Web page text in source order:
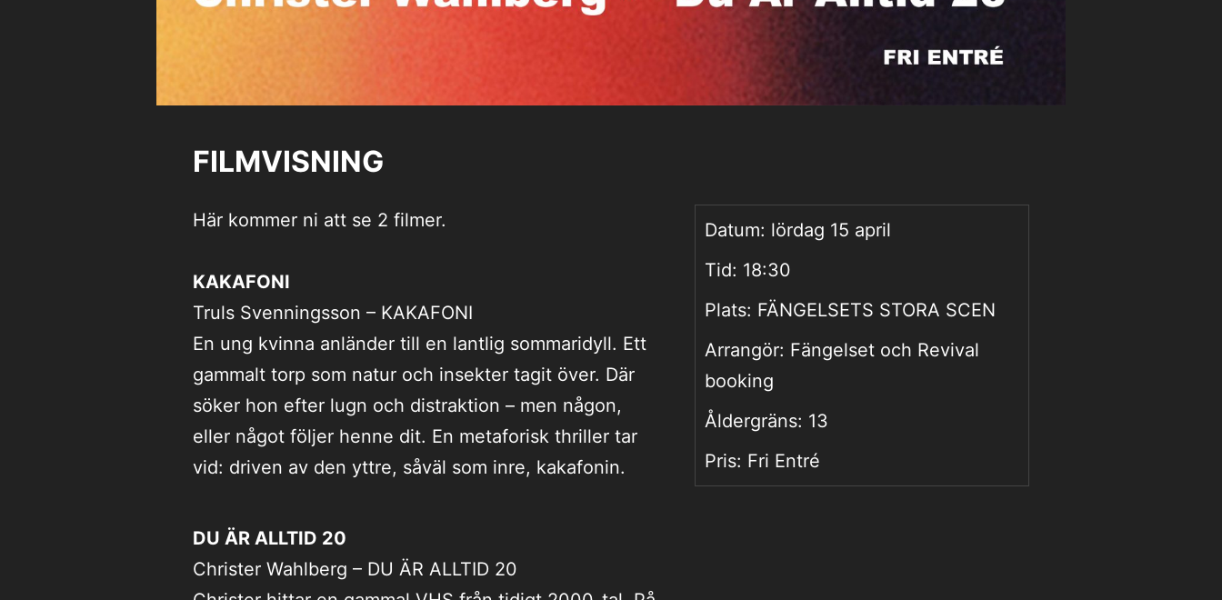
FILMVISNING
Datum: lördag 15 april
Tid: 18:30
Plats: FÄNGELSETS STORA SCEN
Arrangör: Fängelset och Revival
booking
Åldergräns: 13
Pris: Fri Entré
Här kommer ni att se 2 filmer.
KAKAFONI
Truls Svenningsson – KAKAFONI
En ung kvinna anländer till en lantlig sommaridyll. Ett
gammalt torp som natur och insekter tagit över. Där
söker hon efter lugn och distraktion – men någon,
eller något följer henne dit. En metaforisk thriller tar
vid: driven av den yttre, såväl som inre, kakafonin.
DU ÄR ALLTID 20
Christer Wahlberg – DU ÄR ALLTID 20